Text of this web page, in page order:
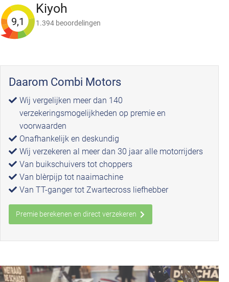
9,1
Kiyoh
1.394 beoordelingen
Daarom Combi Motors
Wij vergelijken meer dan 140
verzekeringsmogelijkheden op premie en
voorwaarden
Onafhankelijk en deskundig
Wij verzekeren al meer dan 30 jaar alle motorrijders
Van buikschuivers tot choppers
Van blèrpijp tot naaimachine
Van TT-ganger tot Zwartecross liefhebber
Premie berekenen en direct verzekeren